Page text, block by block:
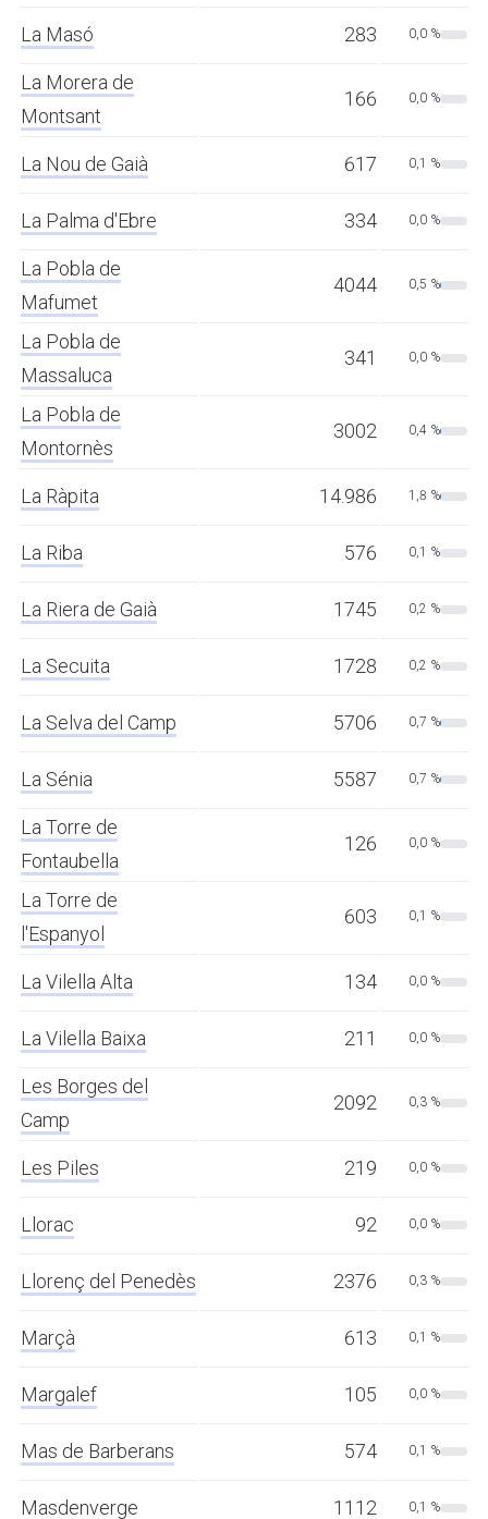
La Masó 283 0,0 %
La Morera de
Montsant
166 0,0 %
La Nou de Gaià 617 0,1 %
La Palma d'Ebre 334 0,0 %
La Pobla de
Mafumet
4044 0,5 %
La Pobla de
Massaluca
341 0,0 %
La Pobla de
Montornès
3002 0,4 %
La Ràpita 14.986 1,8 %
La Riba 576 0,1 %
La Riera de Gaià 1745 0,2 %
La Secuita 1728 0,2 %
La Selva del Camp 5706 0,7 %
La Sénia 5587 0,7 %
La Torre de
Fontaubella
126 0,0 %
La Torre de
l'Espanyol
603 0,1 %
La Vilella Alta 134 0,0 %
La Vilella Baixa 211 0,0 %
Les Borges del
Camp
2092 0,3 %
Les Piles 219 0,0 %
Llorac 92 0,0 %
Llorenç del Penedès 2376 0,3 %
Marçà 613 0,1 %
Margalef 105 0,0 %
Mas de Barberans 574 0,1 %
Masdenverge 1112 0,1 %